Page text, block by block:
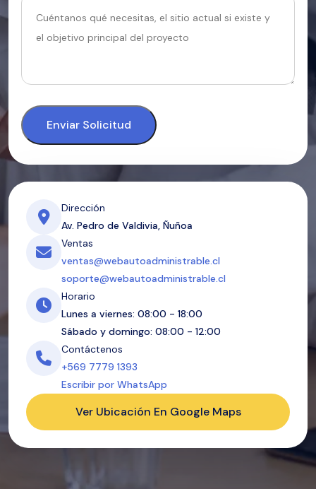
Enviar Solicitud
Dirección
Av. Pedro de Valdivia, Ñuñoa
Ventas
ventas@webautoadministrable.cl
soporte@webautoadministrable.cl
Horario
Lunes a viernes: 08:00 - 18:00
Sábado y domingo: 08:00 - 12:00
Contáctenos
+569 7779 1393
Escribir por WhatsApp
Ver Ubicación En Google Maps